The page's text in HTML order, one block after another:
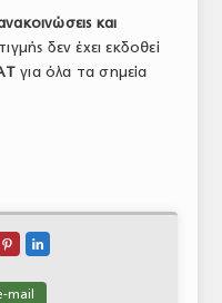
και
δεν έχει εκδοθεί
για όλα τα σημεία
 
mail